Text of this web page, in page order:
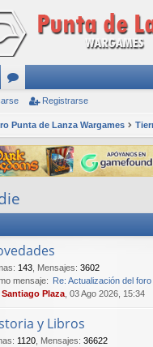
or
os
Registrarse
Punta de Lanza Wargames
: 143 Mensajes: 3602
mensaje: Re: Actualización del foro
Santiago Plaza , 03 Ago 2026, 15:34
y Libros
: 1120 Mensajes: 36622